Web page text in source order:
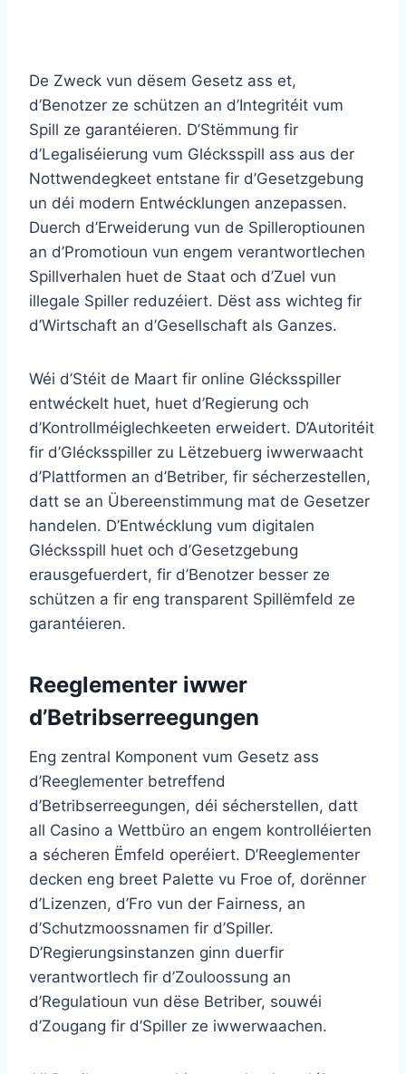
De Zweck vun dësem Gesetz ass et,
d’Benotzer ze schützen an d’Integritéit vum
Spill ze garantéieren. D’Stëmmung fir
d’Legaliséierung vum Glécksspill ass aus der
Nottwendegkeet entstane fir d’Gesetzgebung
un déi modern Entwécklungen anzepassen.
Duerch d’Erweiderung vun de Spilleroptiounen
an d’Promotioun vun engem verantwortlechen
Spillverhalen huet de Staat och d’Zuel vun
illegale Spiller reduzéiert. Dëst ass wichteg fir
d’Wirtschaft an d’Gesellschaft als Ganzes.
Wéi d’Stéit de Maart fir online Glécksspiller
entwéckelt huet, huet d’Regierung och
d’Kontrollméiglechkeeten erweidert. D’Autoritéit
fir d’Glécksspiller zu Lëtzebuerg iwwerwaacht
d’Plattformen an d’Betriber, fir sécherzestellen,
datt se an Übereenstimmung mat de Gesetzer
handelen. D’Entwécklung vum digitalen
Glécksspill huet och d’Gesetzgebung
erausgefuerdert, fir d’Benotzer besser ze
schützen a fir eng transparent Spillëmfeld ze
garantéieren.
Reeglementer iwwer
d’Betribserreegungen
Eng zentral Komponent vum Gesetz ass
d’Reeglementer betreffend
d’Betribserreegungen, déi sécherstellen, datt
all Casino a Wettbüro an engem kontrolléierten
a sécheren Ëmfeld operéiert. D’Reeglementer
decken eng breet Palette vu Froe of, dorënner
d’Lizenzen, d’Fro vun der Fairness, an
d’Schutzmoossnamen fir d’Spiller.
D’Regierungsinstanzen ginn duerfir
verantwortlech fir d’Zouloossung an
d’Regulatioun vun dëse Betriber, souwéi
d’Zougang fir d’Spiller ze iwwerwaachen.